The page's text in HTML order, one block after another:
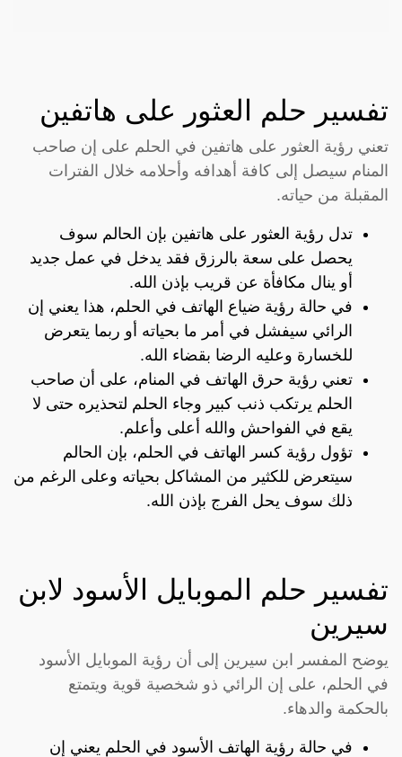
تفسير حلم العثور على هاتفين
تعني رؤية العثور على هاتفين في الحلم على إن صاحب
المنام سيصل إلى كافة أهدافه وأحلامه خلال الفترات
المقبلة من حياته.
تدل رؤية العثور على هاتفين بإن الحالم سوف
يحصل على سعة بالرزق فقد يدخل في عمل جديد
أو ينال مكافأة عن قريب بإذن الله.
في حالة رؤية ضياع الهاتف في الحلم، هذا يعني إن
الرائي سيفشل في أمر ما بحياته أو ربما يتعرض
للخسارة وعليه الرضا بقضاء الله.
تعني رؤية حرق الهاتف في المنام، على أن صاحب
الحلم يرتكب ذنب كبير وجاء الحلم لتحذيره حتى لا
يقع في الفواحش والله أعلى وأعلم.
تؤول رؤية كسر الهاتف في الحلم، بإن الحالم
سيتعرض للكثير من المشاكل بحياته وعلى الرغم من
ذلك سوف يحل الفرج بإذن الله.
تفسير حلم الموبايل الأسود لابن
سيرين
يوضح المفسر ابن سيرين إلى أن رؤية الموبايل الأسود
في الحلم، على إن الرائي ذو شخصية قوية ويتمتع
بالحكمة والدهاء.
في حالة رؤية الهاتف الأسود في الحلم يعني إن